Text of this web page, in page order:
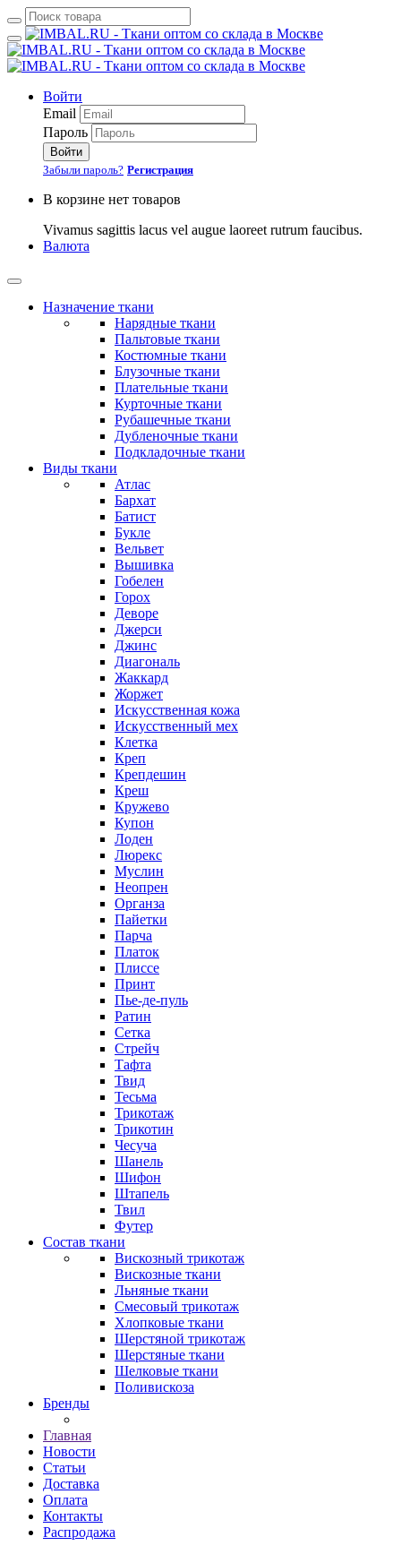
Войти
Email
Пароль
Войти
Забыли пароль? Регистрация
В корзине нет товаров
Vivamus sagittis lacus vel augue laoreet rutrum faucibus.
Валюта
Назначение ткани
Нарядные ткани
Пальтовые ткани
Костюмные ткани
Блузочные ткани
Плательные ткани
Курточные ткани
Рубашечные ткани
Дубленочные ткани
Подкладочные ткани
Виды ткани
Атлас
Бархат
Батист
Букле
Вельвет
Вышивка
Гобелен
Горох
Деворе
Джерси
Джинс
Диагональ
Жаккард
Жоржет
Искусственная кожа
Искусственный мех
Клетка
Креп
Крепдешин
Креш
Кружево
Купон
Лоден
Люрекс
Муслин
Неопрен
Органза
Пайетки
Парча
Платок
Плиссе
Принт
Пье-де-пуль
Ратин
Сетка
Стрейч
Тафта
Твид
Тесьма
Трикотаж
Трикотин
Чесуча
Шанель
Шифон
Штапель
Твил
Футер
Состав ткани
Вискозный трикотаж
Вискозные ткани
Льняные ткани
Смесовый трикотаж
Хлопковые ткани
Шерстяной трикотаж
Шерстяные ткани
Шелковые ткани
Поливискоза
Бренды
Главная
Новости
Статьи
Доставка
Оплата
Контакты
Распродажа